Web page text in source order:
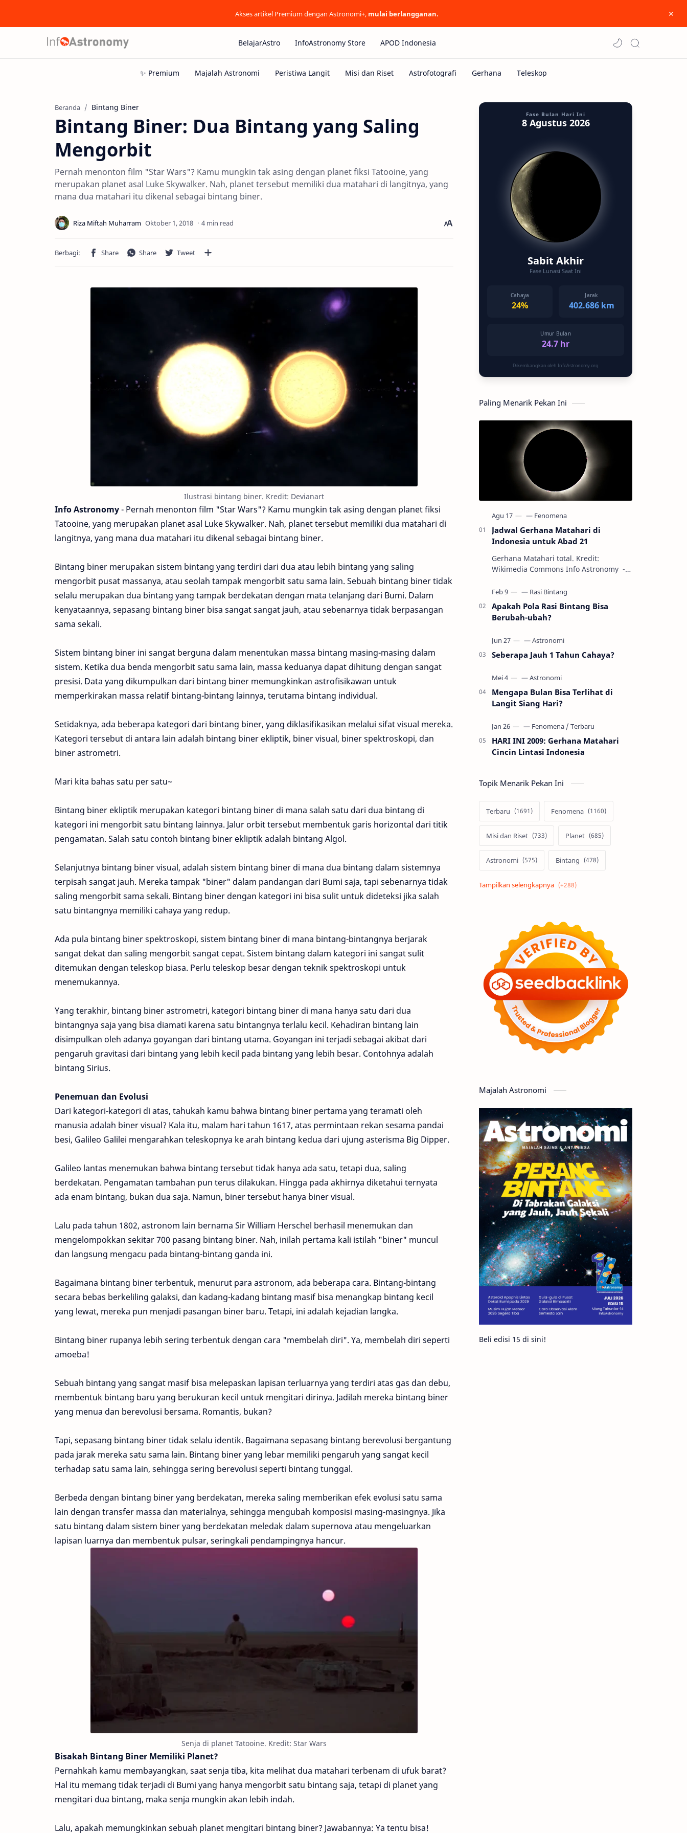
Akses artikel Premium dengan Astronomi+, mulai berlangganan.
BelajarAstro InfoAstronomy Store APOD Indonesia
Beranda Bintang Biner
Bintang Biner: Dua Bintang yang Saling
Mengorbit
Pernah menonton film "Star Wars"? Kamu mungkin tak asing dengan planet fiksi Tatooine, yang
merupakan planet asal Luke Skywalker. Nah, planet tersebut memiliki dua matahari di langitnya, yang
mana dua matahari itu dikenal sebagai bintang biner.
4 min read
Ilustrasi bintang biner. Kredit: Devianart
Info Astronomy- Pernah menonton film "Star Wars"? Kamu mungkin tak asing dengan planet fiksi
Tatooine, yang merupakan planet asal Luke Skywalker. Nah, planet tersebut memiliki dua matahari di
langitnya, yang mana dua matahari itu dikenal sebagai bintang biner.
Bintang biner merupakan sistem bintang yang terdiri dari dua atau lebih bintang yang saling
mengorbit pusat massanya, atau seolah tampak mengorbit satu sama lain. Sebuah bintang biner tidak
selalu merupakan dua bintang yang tampak berdekatan dengan mata telanjang dari Bumi. Dalam
kenyataannya, sepasang bintang biner bisa sangat sangat jauh, atau sebenarnya tidak berpasangan
sama sekali.
Sistem bintang biner ini sangat berguna dalam menentukan massa bintang masing-masing dalam
sistem. Ketika dua benda mengorbit satu sama lain, massa keduanya dapat dihitung dengan sangat
presisi. Data yang dikumpulkan dari bintang biner memungkinkan astrofisikawan untuk
memperkirakan massa relatif bintang-bintang lainnya, terutama bintang individual.
Setidaknya, ada beberapa kategori dari bintang biner, yang diklasifikasikan melalui sifat visual mereka.
Kategori tersebut di antara lain adalah bintang biner ekliptik, biner visual, biner spektroskopi, dan
biner astrometri.
Mari kita bahas satu per satu~
Bintang biner ekliptik merupakan kategori bintang biner di mana salah satu dari dua bintang di
kategori ini mengorbit satu bintang lainnya. Jalur orbit tersebut membentuk garis horizontal dari titik
pengamatan. Salah satu contoh bintang biner ekliptik adalah bintang Algol.
Selanjutnya bintang biner visual, adalah sistem bintang biner di mana dua bintang dalam sistemnya
terpisah sangat jauh. Mereka tampak "biner" dalam pandangan dari Bumi saja, tapi sebenarnya tidak
saling mengorbit sama sekali. Bintang biner dengan kategori ini bisa sulit untuk dideteksi jika salah
satu bintangnya memiliki cahaya yang redup.
Ada pula bintang biner spektroskopi, sistem bintang biner di mana bintang-bintangnya berjarak
sangat dekat dan saling mengorbit sangat cepat. Sistem bintang dalam kategori ini sangat sulit
ditemukan dengan teleskop biasa. Perlu teleskop besar dengan teknik spektroskopi untuk
menemukannya.
Yang terakhir, bintang biner astrometri, kategori bintang biner di mana hanya satu dari dua
bintangnya saja yang bisa diamati karena satu bintangnya terlalu kecil. Kehadiran bintang lain
disimpulkan oleh adanya goyangan dari bintang utama. Goyangan ini terjadi sebagai akibat dari
pengaruh gravitasi dari bintang yang lebih kecil pada bintang yang lebih besar. Contohnya adalah
bintang Sirius.
Penemuan dan Evolusi
Dari kategori-kategori di atas, tahukah kamu bahwa bintang biner pertama yang teramati oleh
manusia adalah biner visual? Kala itu, malam hari tahun 1617, atas permintaan rekan sesama pandai
besi, Galileo Galilei mengarahkan teleskopnya ke arah bintang kedua dari ujung asterisma Big Dipper.
Galileo lantas menemukan bahwa bintang tersebut tidak hanya ada satu, tetapi dua, saling
berdekatan. Pengamatan tambahan pun terus dilakukan. Hingga pada akhirnya diketahui ternyata
ada enam bintang, bukan dua saja. Namun, biner tersebut hanya biner visual.
Lalu pada tahun 1802, astronom lain bernama Sir William Herschel berhasil menemukan dan
mengelompokkan sekitar 700 pasang bintang biner. Nah, inilah pertama kali istilah "biner" muncul
dan langsung mengacu pada bintang-bintang ganda ini.
Bagaimana bintang biner terbentuk, menurut para astronom, ada beberapa cara. Bintang-bintang
secara bebas berkeliling galaksi, dan kadang-kadang bintang masif bisa menangkap bintang kecil
yang lewat, mereka pun menjadi pasangan biner baru. Tetapi, ini adalah kejadian langka.
Bintang biner rupanya lebih sering terbentuk dengan cara "membelah diri". Ya, membelah diri seperti
amoeba!
Sebuah bintang yang sangat masif bisa melepaskan lapisan terluarnya yang terdiri atas gas dan debu,
membentuk bintang baru yang berukuran kecil untuk mengitari dirinya. Jadilah mereka bintang biner
yang menua dan berevolusi bersama. Romantis, bukan?
Tapi, sepasang bintang biner tidak selalu identik. Bagaimana sepasang bintang berevolusi bergantung
pada jarak mereka satu sama lain. Bintang biner yang lebar memiliki pengaruh yang sangat kecil
terhadap satu sama lain, sehingga sering berevolusi seperti bintang tunggal.
Berbeda dengan bintang biner yang berdekatan, mereka saling memberikan efek evolusi satu sama
lain dengan transfer massa dan materialnya, sehingga mengubah komposisi masing-masingnya. Jika
satu bintang dalam sistem biner yang berdekatan meledak dalam supernova atau mengeluarkan
lapisan luarnya dan membentuk pulsar, seringkali pendampingnya hancur.
Senja di planet Tatooine. Kredit: Star Wars
Bisakah Bintang Biner Memiliki Planet?
Pernahkah kamu membayangkan, saat senja tiba, kita melihat dua matahari terbenam di ufuk barat?
Hal itu memang tidak terjadi di Bumi yang hanya mengorbit satu bintang saja, tetapi di planet yang
mengitari dua bintang, maka senja mungkin akan lebih indah.
Lalu, apakah memungkinkan sebuah planet mengitari bintang biner? Jawabannya: Ya tentu bisa!
Fase Bulan Hari Ini
8 Agustus 2026
Sabit Akhir
Fase Lunasi Saat Ini
Cahaya
24%
Jarak
402.686 km
Umur Bulan
24.7 hr
Dikembangkan oleh InfoAstronomy.org
Paling Menarik Pekan Ini
Jadwal Gerhana Matahari di
Indonesia untuk Abad 21
Gerhana Matahari total. Kredit:
Wikimedia Commons Info Astronomy -
gerhana Matahari akan terjadi sebanyak
22…
Apakah Pola Rasi Bintang Bisa
Berubah-ubah?
Seberapa Jauh 1 Tahun Cahaya?
Mengapa Bulan Bisa Terlihat di
Langit Siang Hari?
HARI INI 2009: Gerhana Matahari
Cincin Lintasi Indonesia
Topik Menarik Pekan Ini
Terbaru Fenomena
Misi dan Riset Planet
Astronomi Bintang
Alam semesta Galaksi
Tata Surya
Hype Astronot
Asteroid Observasi
Premium Komet
Penelitian
Satelit
Aurora Supernova
Nebula Sponsored
Matahari Featured
Mars Planet Katai
GMT 2016 History
Hoax Bima Sakti
Meteor Gerhana
Komet ISON Jupiter
Planet Kerdil Bumi
Pengetahuan Berita
Majalah Astronomi
Beli edisi 15 di sini!